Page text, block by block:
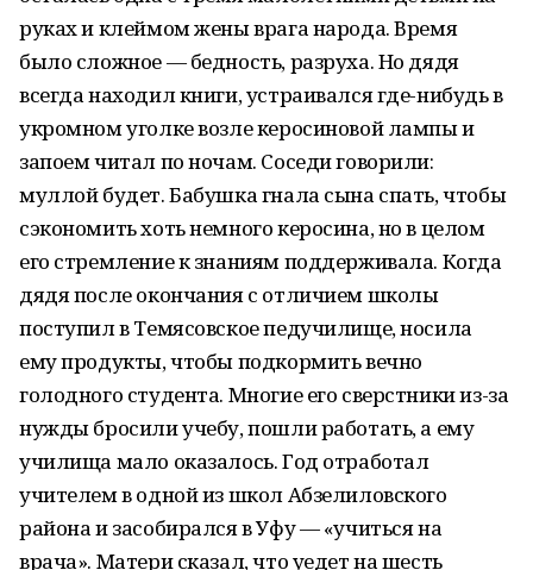
руках и клеймом жены врага народа. Время
было сложное — бедность, разруха. Но дядя
всегда находил книги, устраивался где-нибудь в
укромном уголке возле керосиновой лампы и
запоем читал по ночам. Соседи говорили:
муллой будет. Бабушка гнала сына спать, чтобы
сэкономить хоть немного керосина, но в целом
его стремление к знаниям поддерживала. Когда
дядя после окончания с отличием школы
поступил в Темясовское педучилище, носила
ему продукты, чтобы подкормить вечно
голодного студента. Многие его сверстники из-за
нужды бросили учебу, пошли работать, а ему
училища мало оказалось. Год отработал
учителем в одной из школ Абзелиловского
района и засобирался в Уфу — «учиться на
врача». Матери сказал, что уедет на шесть